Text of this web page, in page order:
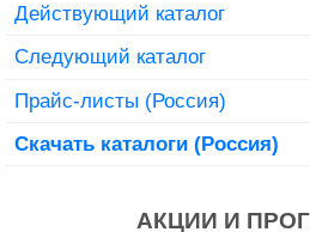
Действующий каталог
Следующий каталог
Прайс-листы (Россия)
Скачать каталоги (Россия)
АКЦИИ И